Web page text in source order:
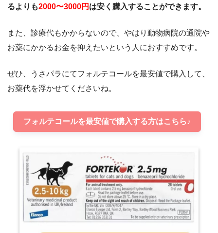
るよりも2000〜3000円 は安く購入することができます。
また、診療代もかからないので、やはり動物病院の通院や
お薬にかかるお金を抑えたいという人におすすめです。
ぜひ、うさパラにてフォルテコールを最安値で購入して、
お薬代を浮かせてくださいね。
フォルテコールを最安値で購入する方はこちら♪